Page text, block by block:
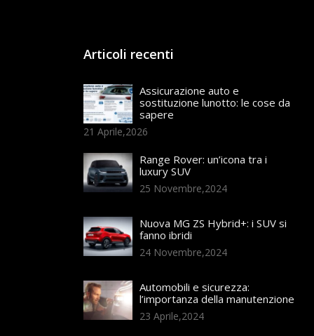
Articoli recenti
Assicurazione auto e
sostituzione lunotto: le cose da
sapere
21 Aprile,2026
Range Rover: un’icona tra i
luxury SUV
25 Novembre,2024
Nuova MG ZS Hybrid+: i SUV si
fanno ibridi
24 Novembre,2024
Automobili e sicurezza:
l’importanza della manutenzione
23 Aprile,2024